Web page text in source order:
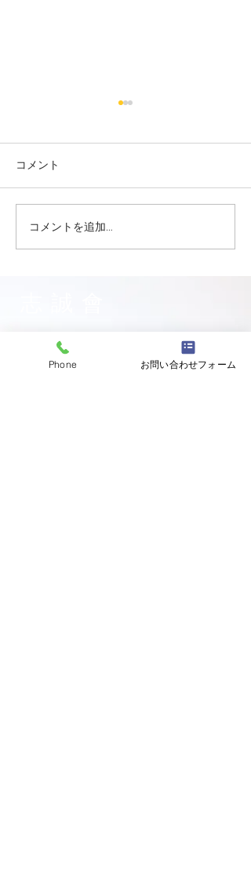
志誠會ファィティングト
ーナメント2026夏の陣！
コメント
コメントを追加…
〒144-0047
東京都大田区萩中二丁目1-20
Phone お問い合わせフォーム